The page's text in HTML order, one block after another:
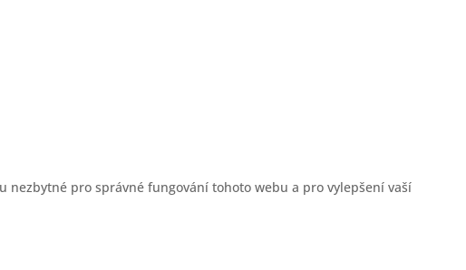
pro správné fungování tohoto webu a pro vylepšení vaší